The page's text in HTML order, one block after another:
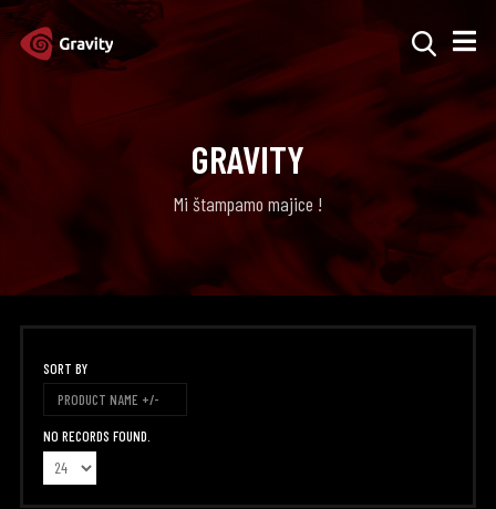
GRAVITY
Mi štampamo majice !
SORT BY
PRODUCT NAME +/-
NO RECORDS FOUND.